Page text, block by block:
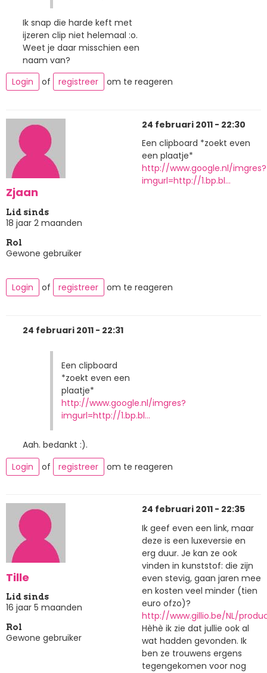
Ik snap die harde keft met
ijzeren clip niet helemaal :o.
Weet je daar misschien een
naam van?
Login
of registreer om te reageren
Zjaan
Lid sinds
18 jaar 2 maanden
Rol
Gewone gebruiker
24 februari 2011 - 22:30
Een clipboard *zoekt even
een plaatje*
http://www.google.nl/imgres?
imgurl=http://1.bp.bl…
Login of registreer om te reageren
24 februari 2011 - 22:31
Een clipboard
*zoekt even een
plaatje*
http://www.google.nl/imgres?
imgurl=http://1.bp.bl…
Aah. bedankt :).
Login
of registreer om te reageren
Tille
Lid sinds
16 jaar 5 maanden
Rol
Gewone gebruiker
24 februari 2011 - 22:35
Ik geef even een link, maar
deze is een luxeversie en
erg duur. Je kan ze ook
vinden in kunststof: die zijn
even stevig, gaan jaren mee
en kosten veel minder (tien
euro ofzo)?
http://www.gillio.be/NL/
Hèhè ik zie dat jullie ook al
wat hadden gevonden. Ik
ben ze trouwens ergens
tegengekomen voor nog